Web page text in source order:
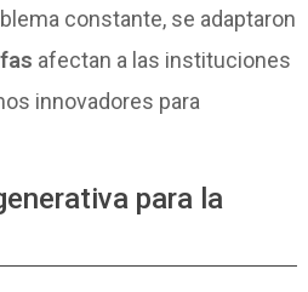
constante, se adaptaron
afectan a las instituciones
innovadores para
para la